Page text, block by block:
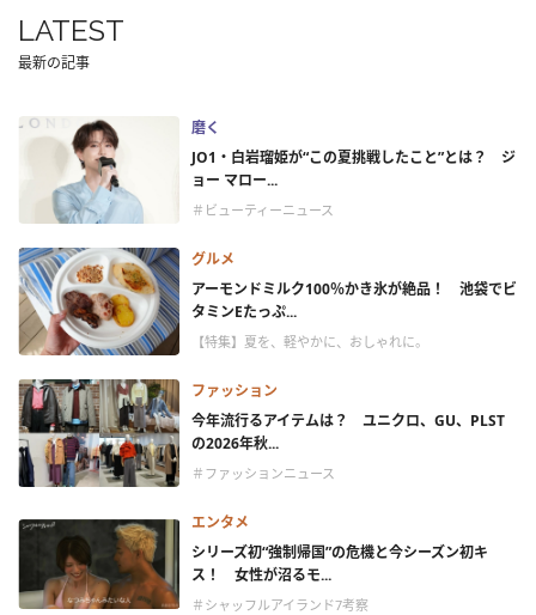
LATEST
最新の記事
磨く
JO1・白岩瑠姫が“この夏挑戦したこと”とは？ ジ
ョー マロー...
＃ビューティーニュース
グルメ
アーモンドミルク100％かき氷が絶品！ 池袋でビ
タミンEたっぷ...
【特集】夏を、軽やかに、おしゃれに。
ファッション
今年流行るアイテムは？ ユニクロ、GU、PLST
の2026年秋...
＃ファッションニュース
エンタメ
シリーズ初“強制帰国”の危機と今シーズン初キ
ス！ 女性が沼るモ...
＃シャッフルアイランド7考察